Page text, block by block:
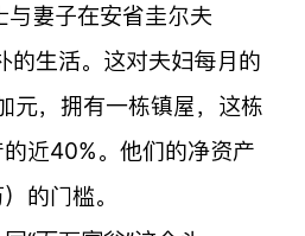
妻子在安省圭尔夫
的生活。这对夫妇每月的
元，拥有一栋镇屋，这栋
近40%。他们的净资产
的门槛。